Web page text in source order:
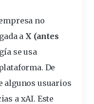
no
a X (antes
se usa
. De
algunos usuarios
a xAI. Este